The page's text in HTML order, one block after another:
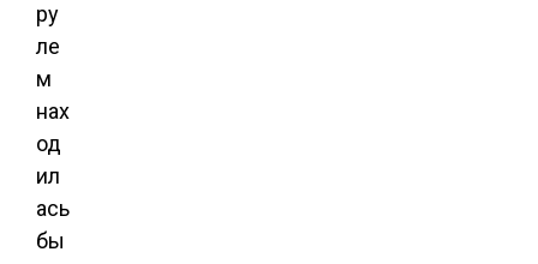
ру
ле
м
нах
од
ил
ась
бы